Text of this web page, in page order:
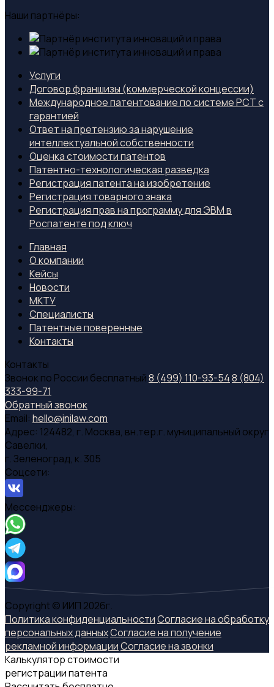
Наши партнёры:
Услуги
Договор франшизы (коммерческой концессии)
Международное патентование по системе PCT с
гарантией
Ответ на претензию за нарушение
интеллектуальной собственности
Оценка стоимости патентов
Патентно-технологическая разведка
Регистрация патента на изобретение
Регистрация товарного знака
Регистрация прав на программу для ЭВМ в
Роспатенте под ключ
Главная
О компании
Кейсы
Новости
МКТУ
Специалиcты
Патентные поверенные
Контакты
Контакты
Звонок по России бесплатный8 (499) 110-93-548 (804)
333-99-71
Обратный звонок
Email: hello@inilaw.com
Адрес: 124482, г. Москва, вн.тер.г. муниципальный округ
Савелки,
г. Зеленоград, к. 305
Соцсети:
Мессенджеры:
Copyright © ИИП 2026г.
Политика конфиденциальностиСогласие на обработку
персональных данныхСогласие на получение
рекламной информацииСогласие на звонки
Калькулятор стоимости
регистрации патента